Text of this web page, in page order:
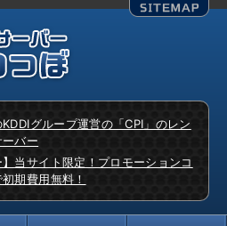
グループ運営の「CPI」のレン
バー
】当サイト限定！プロモーションコ
期費用無料！